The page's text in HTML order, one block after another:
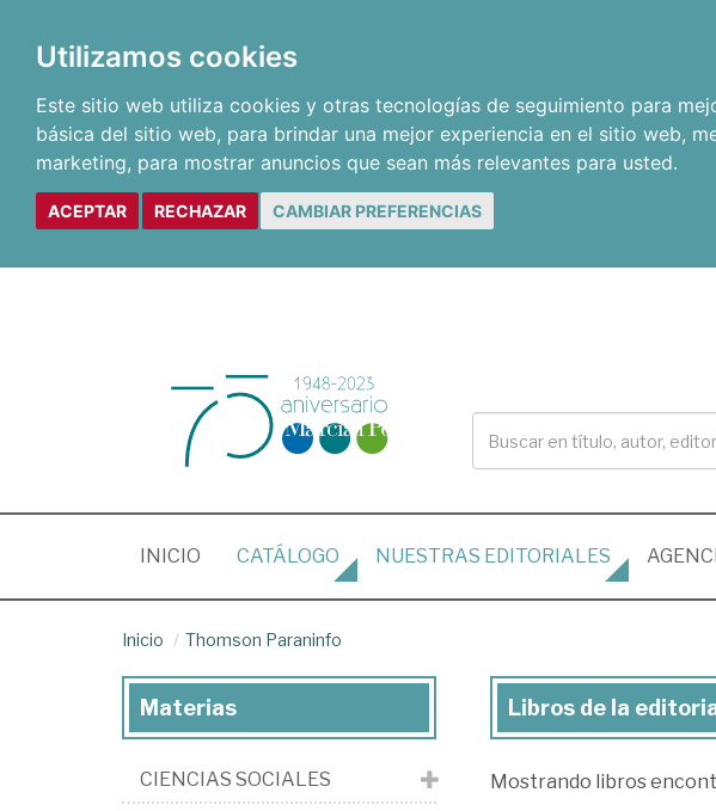
Utilizamos cookies
Este sitio web utiliza cookies y otras tecnologías de seguimiento para
básica del sitio web, para brindar una mejor experiencia en el sitio web,
marketing, para mostrar anuncios que sean más relevantes para usted.
ACEPTAR RECHAZAR CAMBIAR PREFERENCIAS
INICIO (CURRENT)
CATÁLOGO NUESTRAS EDITORIALES
Inicio Thomson Paraninfo
Libros
la
Libros de la
Mostrando libros
Materias
CIENCIAS SOCIALES